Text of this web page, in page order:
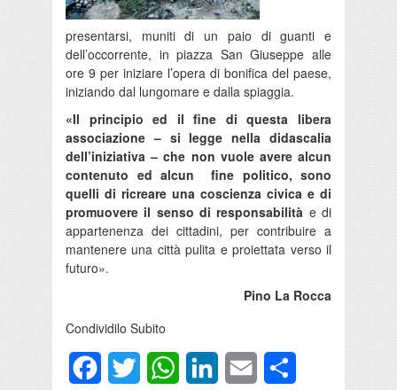
presentarsi, muniti di un paio di guanti e
dell’occorrente, in piazza San Giuseppe alle
ore 9 per iniziare l’opera di bonifica del paese,
iniziando dal lungomare e dalla spiaggia.
«Il principio ed il fine di questa libera
associazione – si legge nella didascalia
dell’iniziativa – che non vuole avere alcun
contenuto ed alcun fine politico, sono
quelli di ricreare una coscienza civica e di
promuovere il senso di responsabilità e di
appartenenza dei cittadini, per contribuire a
mantenere una città pulita e proiettata verso il
futuro».
Pino La Rocca
Condividilo Subito
FacebookTwitter WhatsAppLinkedInEmail